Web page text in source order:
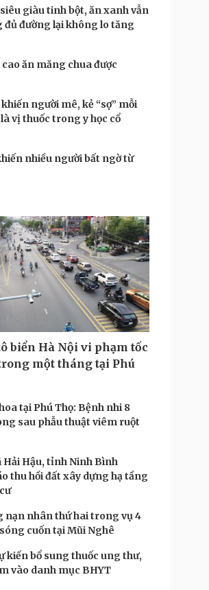
Đọc truyện đêm khuya
Cửa sổ tình yêu
giàu tinh bột, ăn xanh vẫn
đủ đường lại không lo tăng
ăn măng chua được
người mê, kẻ “sợ” mỗi
vị thuốc trong y học cổ
nhiều người bất ngờ từ
biển Hà Nội vi phạm tốc
một tháng tại Phú
tại Phú Thọ: Bệnh nhi 8
sau phẫu thuật viêm ruột
Hải Hậu, tỉnh Ninh Bình
thu hồi đất xây dựng hạ tầng
nạn nhân thứ hai trong vụ 4
cuốn tại Mũi Nghê
kiến bổ sung thuốc ung thư,
vào danh mục BHYT